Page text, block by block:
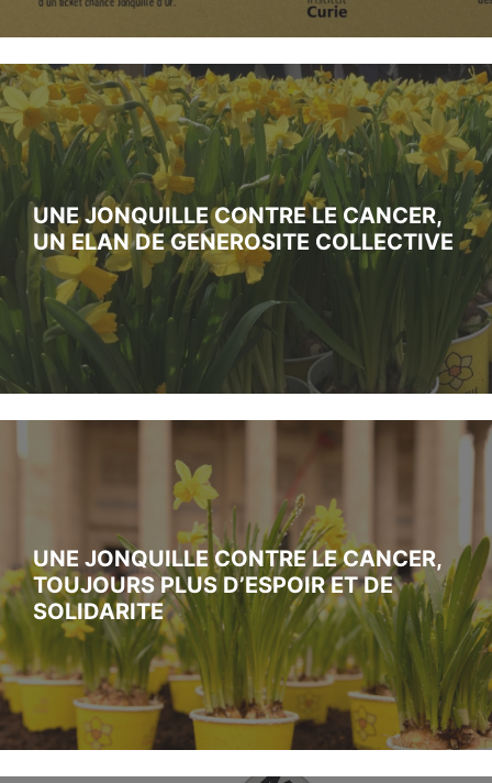
UNE JONQUILLE CONTRE LE CANCER,
UN ELAN DE GENEROSITE COLLECTIVE
UNE JONQUILLE CONTRE LE CANCER,
TOUJOURS PLUS D’ESPOIR ET DE
SOLIDARITE